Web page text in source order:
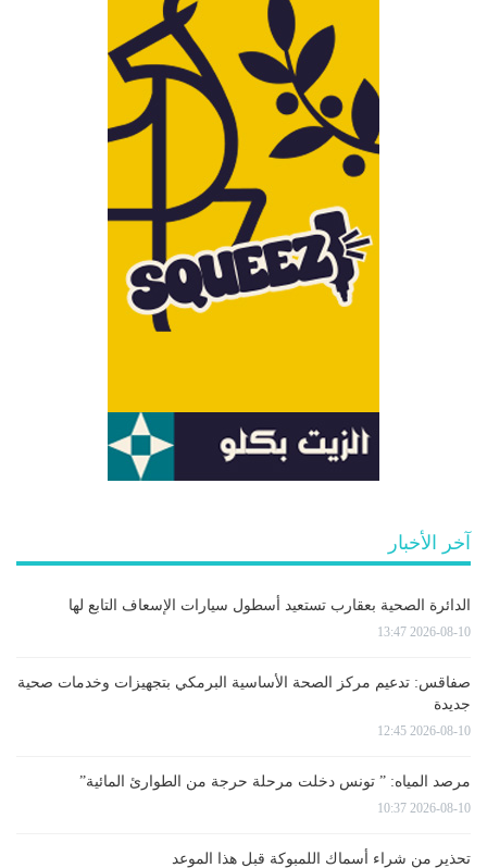
آخر الأخبار
الدائرة الصحية بعقارب تستعيد أسطول سيارات الإسعاف التابع لها
2026-08-10 13:47
صفاقس: تدعيم مركز الصحة الأساسية البرمكي بتجهيزات وخدمات صحية
جديدة
2026-08-10 12:45
مرصد المياه: ” تونس دخلت مرحلة حرجة من الطوارئ المائية”
2026-08-10 10:37
تحذير من شراء أسماك اللمبوكة قبل هذا الموعد